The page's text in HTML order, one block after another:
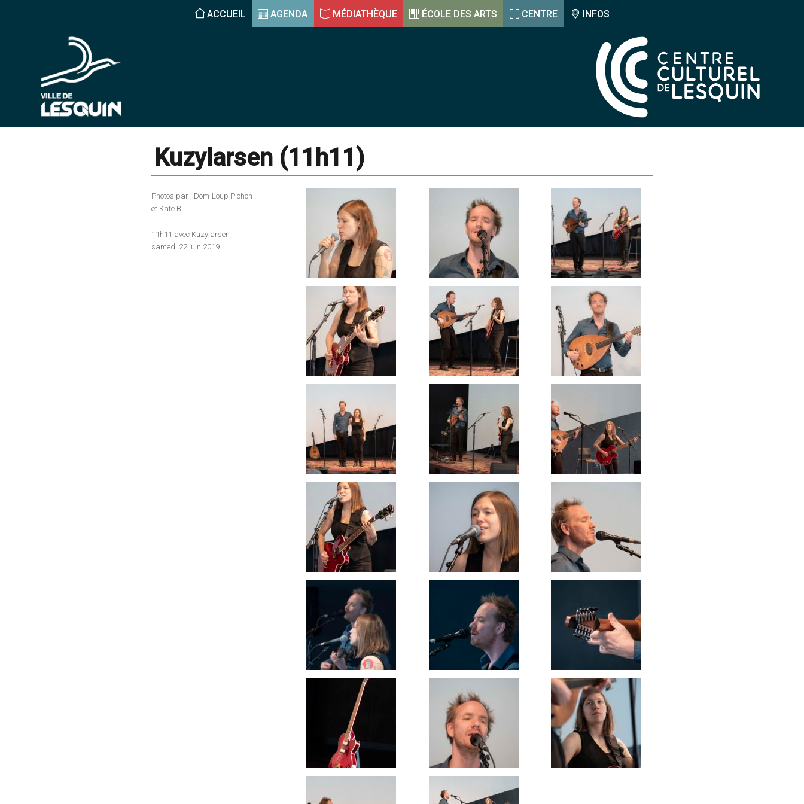
ACCUEIL AGENDA MÉDIATHÈQUE ÉCOLE DES ARTS CENTRE INFOS
Kuzylarsen (11h11)
Photos par : Dom-Loup Pichon
et Kate B.
11h11 avec Kuzylarsen
samedi 22 juin 2019